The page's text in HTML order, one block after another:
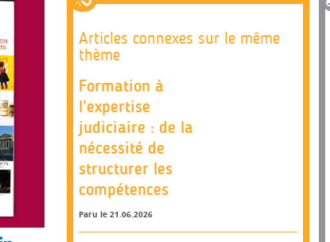
Articles connexes sur le même
thème
Formation à
l’expertise
judiciaire : de la
nécessité de
structurer les
compétences
Paru le 21.06.2026